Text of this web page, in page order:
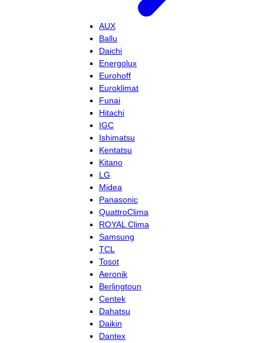
AUX
Ballu
Daichi
Energolux
Eurohoff
Euroklimat
Funai
Hitachi
IGC
Ishimatsu
Kentatsu
Kitano
LG
Midea
Panasonic
QuattroClima
ROYAL Clima
Samsung
TCL
Tosot
Aeronik
Berlingtoun
Centek
Dahatsu
Daikin
Dantex